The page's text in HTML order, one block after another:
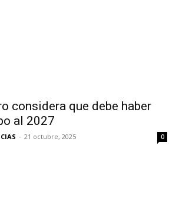
considera que debe haber
al 2027
- 21 octubre, 2025 0